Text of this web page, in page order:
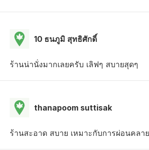
10 ธนภูมิ สุทธิศักดิ์
ร้านน่านั่งมากเลยครับ เลิฟๆ สบายสุดๆ
thanapoom suttisak
ร้านสะอาด สบาย เหมาะกับการผ่อนคลา